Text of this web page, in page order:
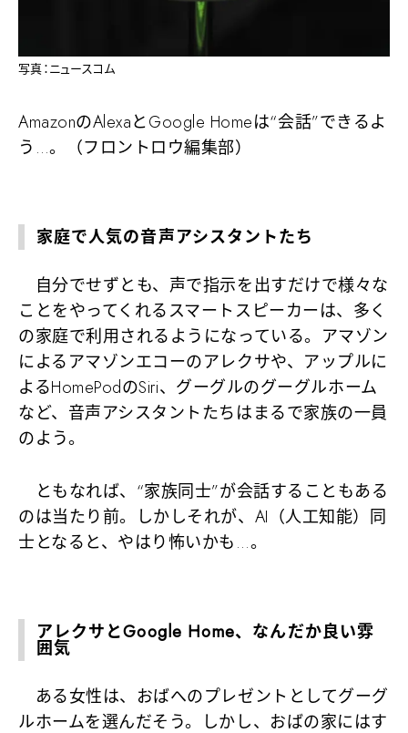
写真：ニュースコム
AmazonのAlexaとGoogle Homeは“会話”できるよ
う…。（フロントロウ編集部）
家庭で人気の音声アシスタントたち
自分でせずとも、声で指示を出すだけで様々な
ことをやってくれるスマートスピーカーは、多く
の家庭で利用されるようになっている。アマゾン
によるアマゾンエコーのアレクサや、アップルに
よるHomePodのSiri、グーグルのグーグルホーム
など、音声アシスタントたちはまるで家族の一員
のよう。
ともなれば、“家族同士”が会話することもある
のは当たり前。しかしそれが、AI（人工知能）同
士となると、やはり怖いかも…。
アレクサとGoogle Home、なんだか良い雰
囲気
ある女性は、おばへのプレゼントとしてグーグ
ルホームを選んだそう。しかし、おばの家にはす